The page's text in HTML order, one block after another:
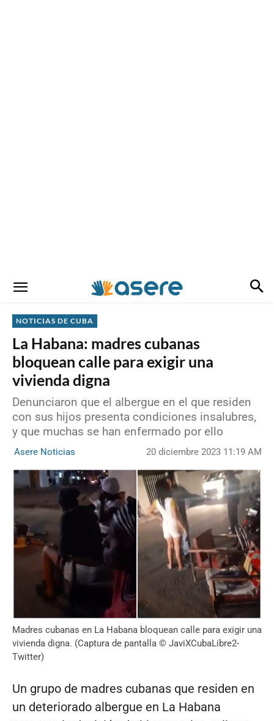
NOTICIAS DE CUBA
La Habana: madres cubanas
bloquean calle para exigir una
vivienda digna
Denunciaron que el albergue en el que residen
con sus hijos presenta condiciones insalubres,
y que muchas se han enfermado por ello
Asere Noticias 20 diciembre 2023 11:19 AM
Madres cubanas en La Habana bloquean calle para exigir una
vivienda digna. (Captura de pantalla © JaviXCubaLibre2-
Twitter)
Un grupo de madres cubanas que residen en
un deteriorado albergue en La Habana